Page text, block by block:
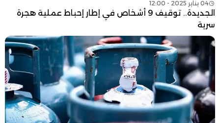
04 يناير 2025 - 12:00
الجديدة.. توقيف 9 أشخاص في إطار إحباط عملية هجرة
سرية